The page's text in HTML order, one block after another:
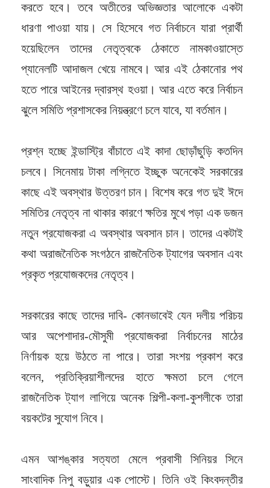
করতে হবে। তবে অতীতের অভিজ্ঞতার আলোকে একটা
ধারণা পাওয়া যায়। সে হিসেবে গত নির্বাচনে যারা প্রার্থী
হয়েছিলেন তাদের নেতৃত্বকে ঠেকাতে নামকাওয়াস্তে
প্যানেলটি আদাজল খেয়ে নামবে। আর এই ঠেকানোর পথ
হতে পারে আইনের দ্বারস্থ হওয়া। আর এতে করে নির্বাচন
ঝুলে সমিতি প্রশাসকের নিয়ন্ত্রণে চলে যাবে, যা বর্তমান।
প্রশ্ন হচ্ছে ইন্ডাস্ট্রি বাঁচাতে এই কাদা ছোড়াঁছুড়ি কতদিন
চলবে। সিনেমায় টাকা লগ্নিতে ইচ্ছুক অনেকেই সরকারের
কাছে এই অবস্থার উত্তরণ চান। বিশেষ করে গত দুই ঈদে
সমিতির নেতৃত্ব না থাকার কারণে ক্ষতির মুখে পড়া এক ডজন
নতুন প্রযোজকরা এ অবস্থার অবসান চান। তাদের একটাই
কথা অরাজনৈতিক সংগঠনে রাজনৈতিক ট্যাগের অবসান এবং
প্রকৃত প্রযোজকদের নেতৃত্ব।
সরকারের কাছে তাদের দাবি- কোনভাবেই যেন দলীয় পরিচয়
আর অপেশাদার-মৌসুমী প্রযোজকরা নির্বাচনের মাঠের
নির্ণায়ক হয়ে উঠতে না পারে। তারা সংশয় প্রকাশ করে
বলেন, প্রতিক্রিয়াশীলদের হাতে ক্ষমতা চলে গেলে
রাজনৈতিক ট্যাগ লাগিয়ে অনেক শিল্পী-কলা-কুশলীকে তারা
বয়কটের সুযোগ নিবে।
এমন আশঙ্কার সত্যতা মেলে প্রবাসী সিনিয়র সিনে
সাংবাদিক নিপু বড়ুয়ার এক পোস্টে। তিনি ওই কিংবদন্তীর